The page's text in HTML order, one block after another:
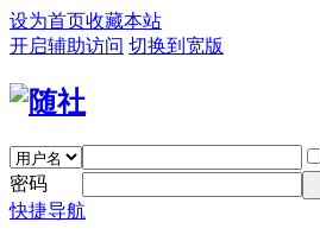
设为首页收藏本站
开启辅助访问 切换到宽版
密码
快捷导航